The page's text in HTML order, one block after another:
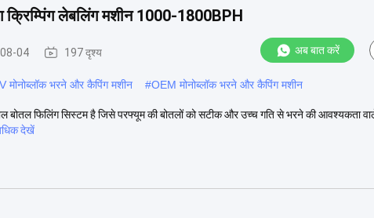
क्रिम्पिंग लेबलिंग मशीन 1000-1800BPH
04 197 दृश्य अब बात करें
मोनोब्लॉक भरने और कैपिंग मशीन #OEM मोनोब्लॉक भरने और कैपिंग मशीन
फिलिंग सिस्टम है जिसे परफ्यूम की बोतलों को सटीक और उच्च गति से भरने की आवश्यकता वाले
देखें